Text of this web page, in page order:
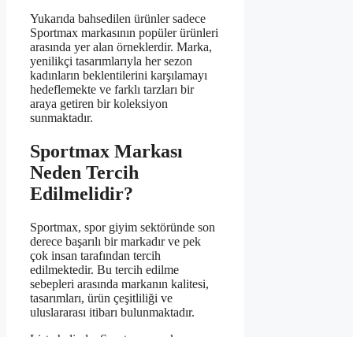
Yukarıda bahsedilen ürünler sadece
Sportmax markasının popüler ürünleri
arasında yer alan örneklerdir. Marka,
yenilikçi tasarımlarıyla her sezon
kadınların beklentilerini karşılamayı
hedeflemekte ve farklı tarzları bir
araya getiren bir koleksiyon
sunmaktadır.
Sportmax Markası
Neden Tercih
Edilmelidir?
Sportmax, spor giyim sektöründe son
derece başarılı bir markadır ve pek
çok insan tarafından tercih
edilmektedir. Bu tercih edilme
sebepleri arasında markanın kalitesi,
tasarımları, ürün çeşitliliği ve
uluslararası itibarı bulunmaktadır.